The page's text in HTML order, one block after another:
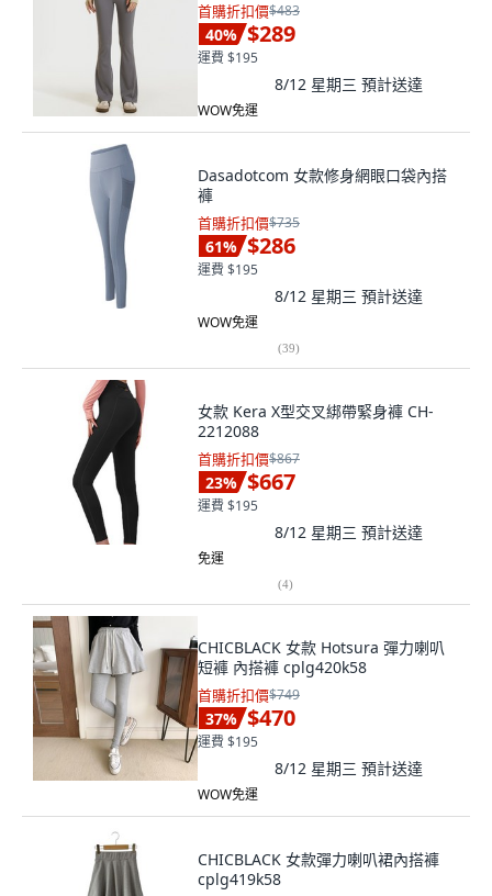
首購折扣價$483
40% $289
運費 $195
8/12 星期三 預計送達
WOW免運
Dasadotcom 女款修身網眼口袋內搭
褲
首購折扣價$735
61% $286
運費 $195
8/12 星期三 預計送達
WOW免運
(39)
女款 Kera X型交叉綁帶緊身褲 CH-
2212088
首購折扣價$867
23% $667
運費 $195
8/12 星期三 預計送達
免運
(4)
CHICBLACK 女款 Hotsura 彈力喇叭
短褲 內搭褲 cplg420k58
首購折扣價$749
37% $470
運費 $195
8/12 星期三 預計送達
WOW免運
CHICBLACK 女款彈力喇叭裙內搭褲
cplg419k58